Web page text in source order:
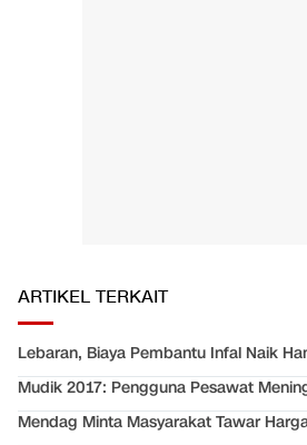
ARTIKEL TERKAIT
Lebaran, Biaya Pembantu Infal Naik
Mudik 2017: Pengguna Pesawat
Mendag Minta Masyarakat Tawar